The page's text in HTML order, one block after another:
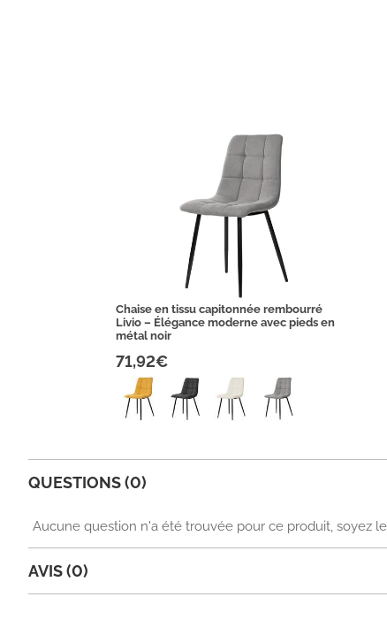
Chaise en tissu capitonnée rembourré
Livio – Élégance moderne avec pieds en
métal noir
71,92€
QUESTIONS (0)
Aucune question n'a été trouvée pour ce produit, soyez
AVIS (0)